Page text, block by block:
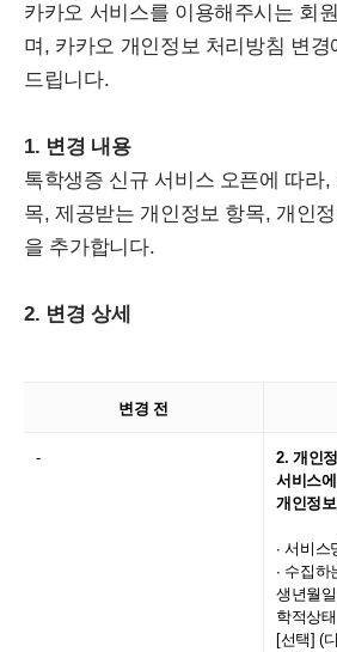
카카오 서비스를 이용해주시는 회
며, 카카오 개인정보 처리방침 변
드립니다.
1. 변경 내용
톡학생증 신규 서비스 오픈에 따라
목, 제공받는 개인정보 항목, 개인
을 추가합니다.
2. 변경 상세
변경 전
-
2. 개인
서비스
개인정
∙ 서비스
∙ 수집
생년월
학적상태
[선택] (